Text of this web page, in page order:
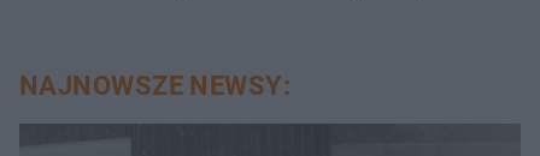
NAJNOWSZE NEWSY: